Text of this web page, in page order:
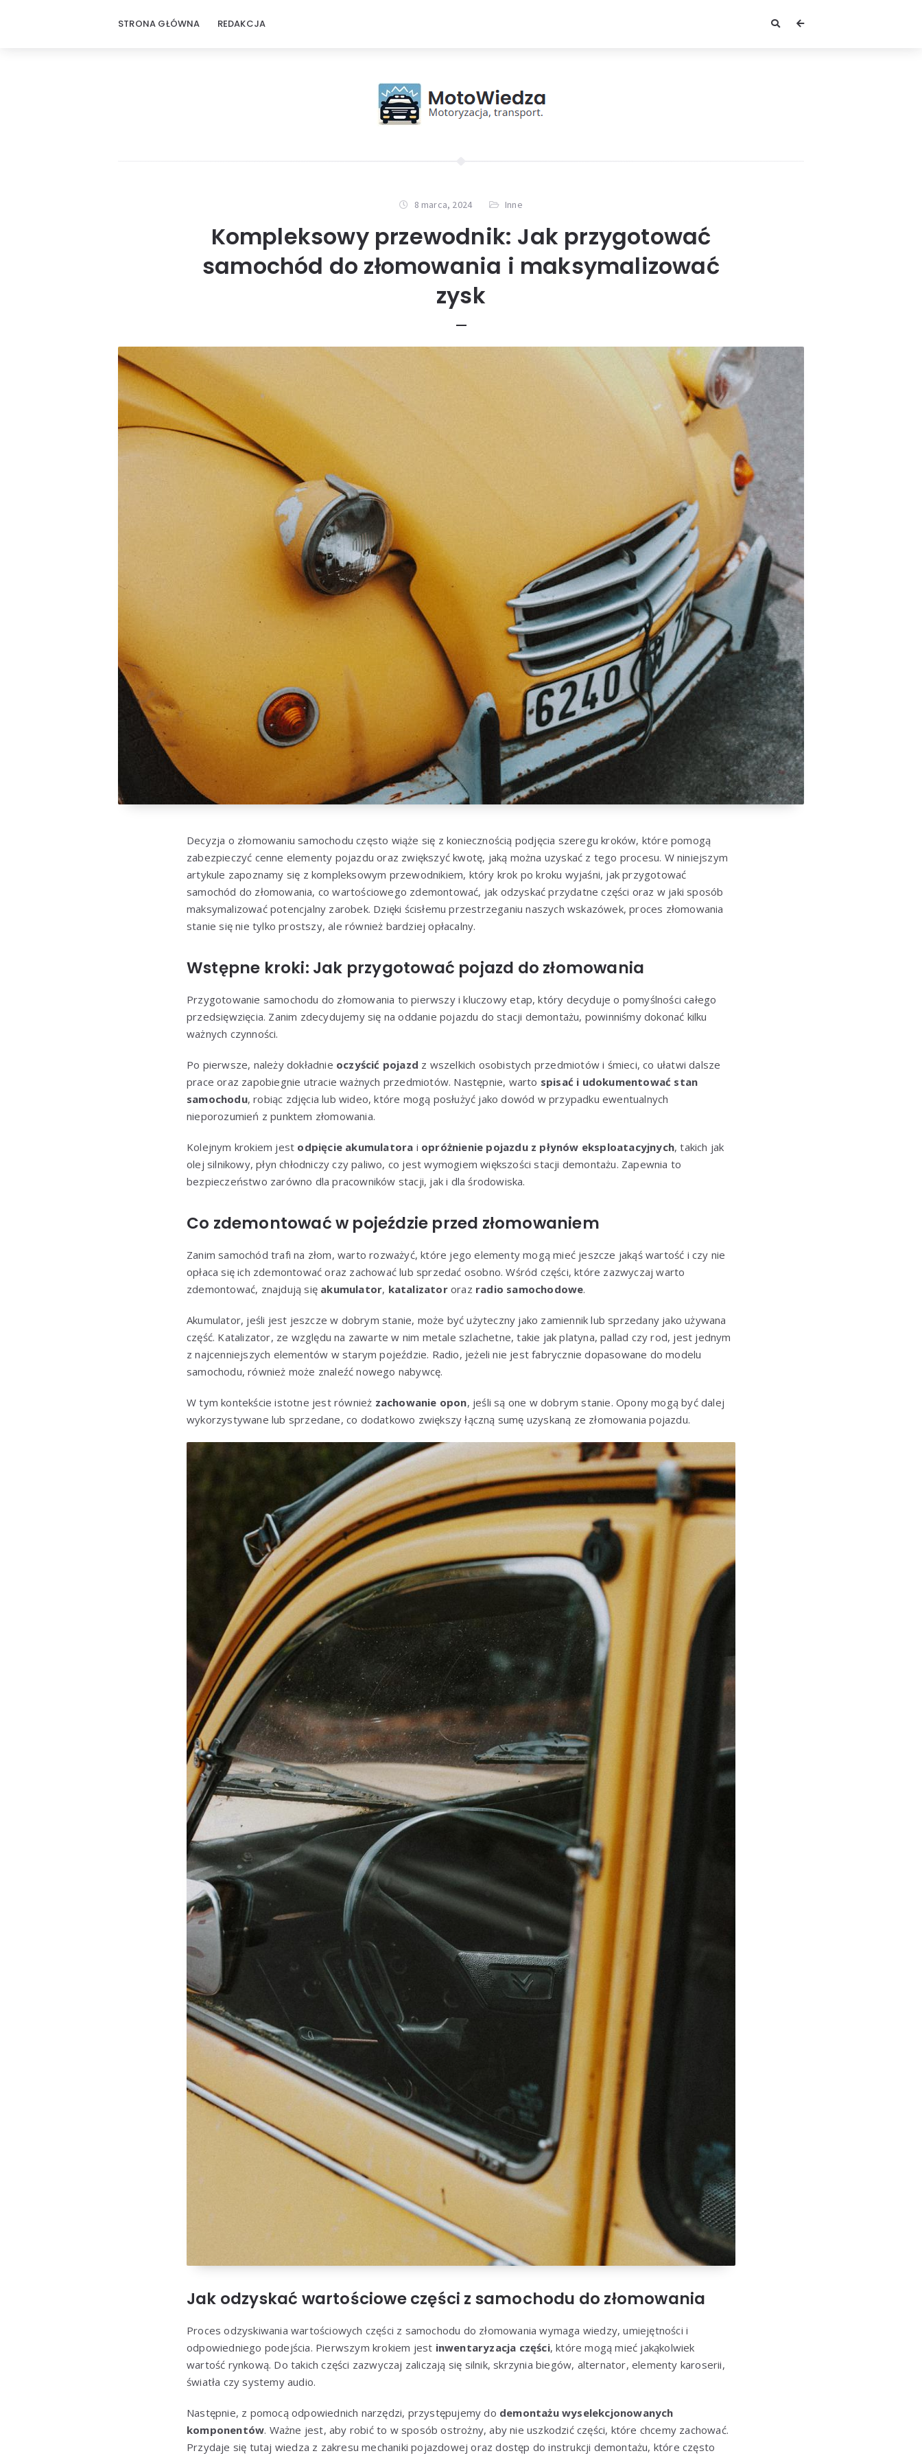
STRONA GŁÓWNA REDAKCJA
8 marca, 2024 Inne
Kompleksowy przewodnik: Jak przygotować
samochód do złomowania i maksymalizować
zysk
Decyzja o złomowaniu samochodu często wiąże się z koniecznością podjęcia szeregu kroków, które pomogą
zabezpieczyć cenne elementy pojazdu oraz zwiększyć kwotę, jaką można uzyskać z tego procesu. W niniejszym
artykule zapoznamy się z kompleksowym przewodnikiem, który krok po kroku wyjaśni, jak przygotować
samochód do złomowania, co wartościowego zdemontować, jak odzyskać przydatne części oraz w jaki sposób
maksymalizować potencjalny zarobek. Dzięki ścisłemu przestrzeganiu naszych wskazówek, proces złomowania
stanie się nie tylko prostszy, ale również bardziej opłacalny.
Wstępne kroki: Jak przygotować pojazd do złomowania
Przygotowanie samochodu do złomowania to pierwszy i kluczowy etap, który decyduje o pomyślności całego
przedsięwzięcia. Zanim zdecydujemy się na oddanie pojazdu do stacji demontażu, powinniśmy dokonać kilku
ważnych czynności.
Po pierwsze, należy dokładnie oczyścić pojazd z wszelkich osobistych przedmiotów i śmieci, co ułatwi dalsze
prace oraz zapobiegnie utracie ważnych przedmiotów. Następnie, warto spisać i udokumentować stan
samochodu, robiąc zdjęcia lub wideo, które mogą posłużyć jako dowód w przypadku ewentualnych
nieporozumień z punktem złomowania.
Kolejnym krokiem jest odpięcie akumulatora i opróżnienie pojazdu z płynów eksploatacyjnych, takich jak
olej silnikowy, płyn chłodniczy czy paliwo, co jest wymogiem większości stacji demontażu. Zapewnia to
bezpieczeństwo zarówno dla pracowników stacji, jak i dla środowiska.
Co zdemontować w pojeździe przed złomowaniem
Zanim samochód trafi na złom, warto rozważyć, które jego elementy mogą mieć jeszcze jakąś wartość i czy nie
opłaca się ich zdemontować oraz zachować lub sprzedać osobno. Wśród części, które zazwyczaj warto
zdemontować, znajdują się akumulator, katalizatororaz radio samochodowe.
Akumulator, jeśli jest jeszcze w dobrym stanie, może być użyteczny jako zamiennik lub sprzedany jako używana
część. Katalizator, ze względu na zawarte w nim metale szlachetne, takie jak platyna, pallad czy rod, jest jednym
z najcenniejszych elementów w starym pojeździe. Radio, jeżeli nie jest fabrycznie dopasowane do modelu
samochodu, również może znaleźć nowego nabywcę.
W tym kontekście istotne jest również zachowanie opon, jeśli są one w dobrym stanie. Opony mogą być dalej
wykorzystywane lub sprzedane, co dodatkowo zwiększy łączną sumę uzyskaną ze złomowania pojazdu.
Jak odzyskać wartościowe części z samochodu do złomowania
Proces odzyskiwania wartościowych części z samochodu do złomowania wymaga wiedzy, umiejętności i
odpowiedniego podejścia. Pierwszym krokiem jest inwentaryzacja części, które mogą mieć jakąkolwiek
wartość rynkową. Do takich części zazwyczaj zaliczają się silnik, skrzynia biegów, alternator, elementy karoserii,
światła czy systemy audio.
Następnie, z pomocą odpowiednich narzędzi, przystępujemy do demontażu wyselekcjonowanych
komponentów. Ważne jest, aby robić to w sposób ostrożny, aby nie uszkodzić części, które chcemy zachować.
Przydaje się tutaj wiedza z zakresu mechaniki pojazdowej oraz dostęp do instrukcji demontażu, które często